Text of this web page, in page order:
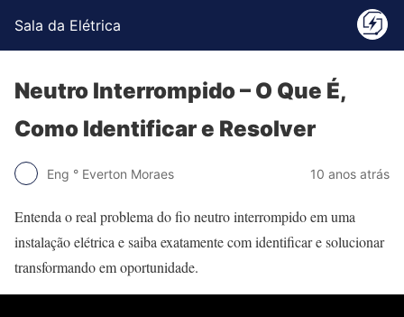
Sala da Elétrica
Neutro Interrompido – O Que É,
Como Identificar e Resolver
Eng ° Everton Moraes 10 anos atrás
Entenda o real problema do fio neutro interrompido em uma
instalação elétrica e saiba exatamente com identificar e solucionar
transformando em oportunidade.